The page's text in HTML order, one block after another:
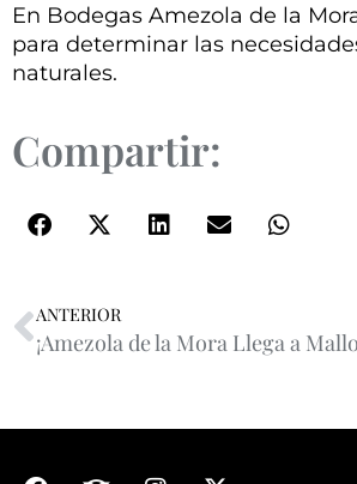
En Bodegas Amezola de la
para determinar las
naturales.
Compartir:
ANTERIOR
¡Amezola de la Mora Llega a